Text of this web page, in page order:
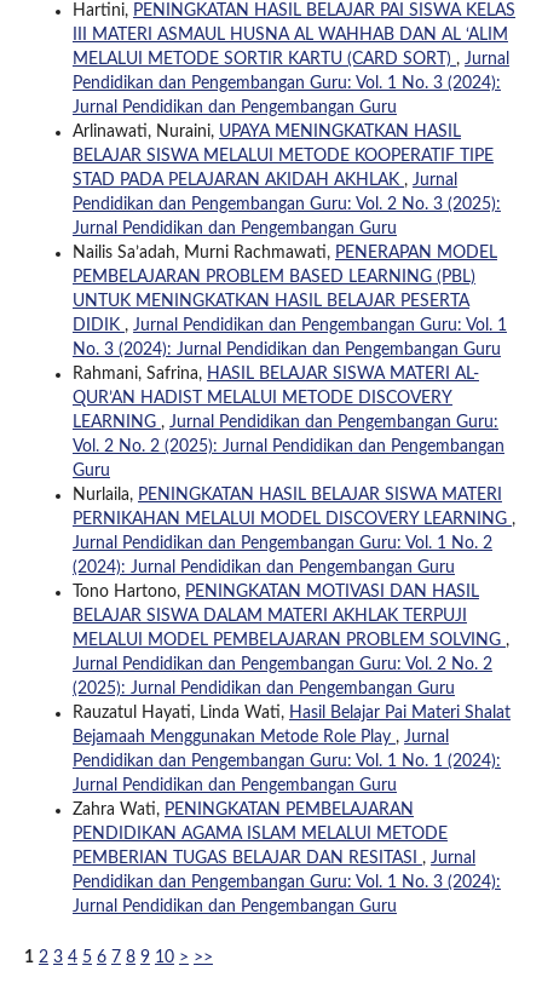
Hartini, PENINGKATAN HASIL BELAJAR PAI SISWA KELAS
III MATERI ASMAUL HUSNA AL WAHHAB DAN AL ‘ALIM
MELALUI METODE SORTIR KARTU (CARD SORT) , Jurnal
Pendidikan dan Pengembangan Guru: Vol. 1 No. 3 (2024):
Jurnal Pendidikan dan Pengembangan Guru
Arlinawati, Nuraini, UPAYA MENINGKATKAN HASIL
BELAJAR SISWA MELALUI METODE KOOPERATIF TIPE
STAD PADA PELAJARAN AKIDAH AKHLAK , Jurnal
Pendidikan dan Pengembangan Guru: Vol. 2 No. 3 (2025):
Jurnal Pendidikan dan Pengembangan Guru
Nailis Sa’adah, Murni Rachmawati, PENERAPAN MODEL
PEMBELAJARAN PROBLEM BASED LEARNING (PBL)
UNTUK MENINGKATKAN HASIL BELAJAR PESERTA
DIDIK , Jurnal Pendidikan dan Pengembangan Guru: Vol. 1
No. 3 (2024): Jurnal Pendidikan dan Pengembangan Guru
Rahmani, Safrina, HASIL BELAJAR SISWA MATERI AL-
QUR’AN HADIST MELALUI METODE DISCOVERY
LEARNING , Jurnal Pendidikan dan Pengembangan Guru:
Vol. 2 No. 2 (2025): Jurnal Pendidikan dan Pengembangan
Guru
Nurlaila, PENINGKATAN HASIL BELAJAR SISWA MATERI
PERNIKAHAN MELALUI MODEL DISCOVERY LEARNING ,
Jurnal Pendidikan dan Pengembangan Guru: Vol. 1 No. 2
(2024): Jurnal Pendidikan dan Pengembangan Guru
Tono Hartono, PENINGKATAN MOTIVASI DAN HASIL
BELAJAR SISWA DALAM MATERI AKHLAK TERPUJI
MELALUI MODEL PEMBELAJARAN PROBLEM SOLVING ,
Jurnal Pendidikan dan Pengembangan Guru: Vol. 2 No. 2
(2025): Jurnal Pendidikan dan Pengembangan Guru
Rauzatul Hayati, Linda Wati, Hasil Belajar Pai Materi Shalat
Bejamaah Menggunakan Metode Role Play , Jurnal
Pendidikan dan Pengembangan Guru: Vol. 1 No. 1 (2024):
Jurnal Pendidikan dan Pengembangan Guru
Zahra Wati, PENINGKATAN PEMBELAJARAN
PENDIDIKAN AGAMA ISLAM MELALUI METODE
PEMBERIAN TUGAS BELAJAR DAN RESITASI , Jurnal
Pendidikan dan Pengembangan Guru: Vol. 1 No. 3 (2024):
Jurnal Pendidikan dan Pengembangan Guru
1 2 3 4 5 6 7 8 9 10 > >>